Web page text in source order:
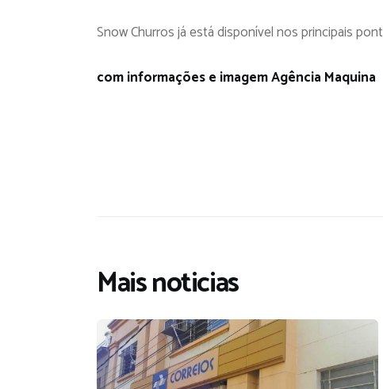
Snow Churros já está disponível nos principais
com informações e imagem Agência Maquina
Mais noticias